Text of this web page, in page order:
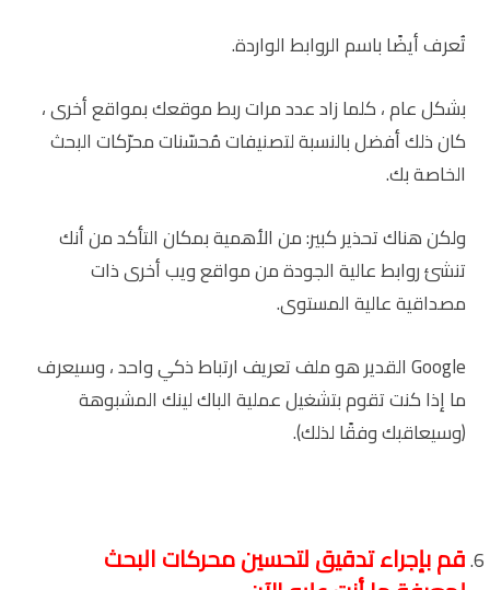
تُعرف أيضًا باسم الروابط الواردة.
بشكل عام ، كلما زاد عدد مرات ربط موقعك بمواقع أخرى ،
كان ذلك أفضل بالنسبة لتصنيفات مُحسّنات محرّكات البحث
الخاصة بك.
ولكن هناك تحذير كبير: من الأهمية بمكان التأكد من أنك
تنشئ روابط عالية الجودة من مواقع ويب أخرى ذات
مصداقية عالية المستوى.
Google القدير هو ملف تعريف ارتباط ذكي واحد ، وسيعرف
ما إذا كنت تقوم بتشغيل عملية الباك لينك المشبوهة
(وسيعاقبك وفقًا لذلك).
قم بإجراء تدقيق لتحسين محركات البحث